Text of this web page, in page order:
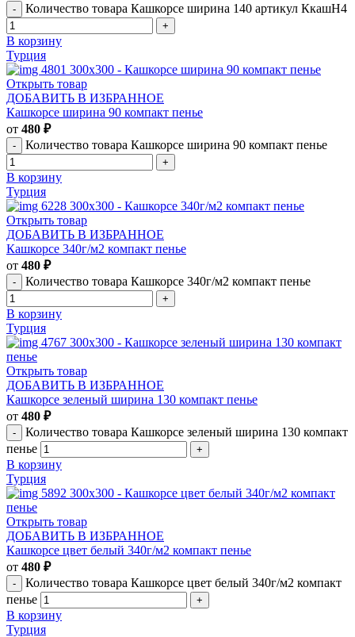
Количество товара Кашкорсе ширина 140 артикул КкашН4
В корзину
Турция
Открыть товар
ДОБАВИТЬ В ИЗБРАННОЕ
Кашкорсе ширина 90 компакт пенье
от 480 ₽
Количество товара Кашкорсе ширина 90 компакт пенье
В корзину
Турция
Открыть товар
ДОБАВИТЬ В ИЗБРАННОЕ
Кашкорсе 340г/м2 компакт пенье
от 480 ₽
Количество товара Кашкорсе 340г/м2 компакт пенье
В корзину
Турция
Открыть товар
ДОБАВИТЬ В ИЗБРАННОЕ
Кашкорсе зеленый ширина 130 компакт пенье
от 480 ₽
Количество товара Кашкорсе зеленый ширина 130 компакт
пенье
В корзину
Турция
Открыть товар
ДОБАВИТЬ В ИЗБРАННОЕ
Кашкорсе цвет белый 340г/м2 компакт пенье
от 480 ₽
Количество товара Кашкорсе цвет белый 340г/м2 компакт
пенье
В корзину
Турция